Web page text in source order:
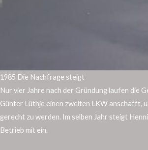
1985 Die Nachfrage steigt
Nur vier Jahre nach der Gründung laufen die
Günter Lüthje einen zweiten LKW anschafft,
gerecht zu werden. Im selben Jahr steigt
Betrieb mit ein.